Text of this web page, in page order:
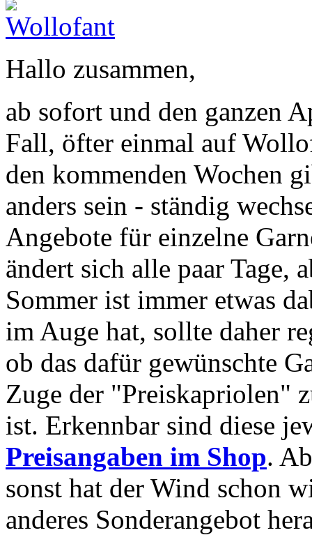
Hallo zusammen,
ab sofort und den ganzen
Fall, öfter einmal auf
den kommenden Wochen
anders sein - ständig
Angebote für einzelne
ändert sich alle paar Tage,
Sommer ist immer etwas
im Auge hat, sollte daher
ob das dafür gewünschte
Zuge der "Preiskapriolen"
ist. Erkennbar sind diese
Preisangaben im Shop.
sonst hat der Wind schon
anderes Sonderangebot